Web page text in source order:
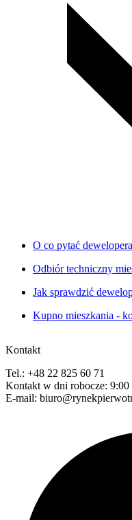
O co pytać dewelopera
Odbiór techniczny
Jak sprawdzić
Kupno mieszkania -
Kontakt
Tel.: +48 22 825 60 71
Kontakt w dni robocze: 9:00
E-mail: